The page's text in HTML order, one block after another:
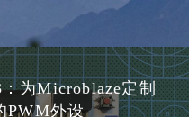
为Microblaze定制
PWM外设